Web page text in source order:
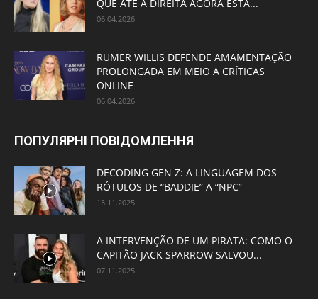
QUE ATÉ A DIREITA AGORA ESTÁ...
06.04.2026
RUMER WILLIS DEFENDE AMAMENTAÇÃO
PROLONGADA EM MEIO A CRÍTICAS
ONLINE
06.04.2026
ПОПУЛЯРНІ ПОВІДОМЛЕННЯ
DECODING GEN Z: A LINGUAGEM DOS
RÓTULOS DE “BADDIE” A “NPC”
13.11.2025
A INTERVENÇÃO DE UM PIRATA: COMO O
CAPITÃO JACK SPARROW SALVOU...
07.11.2025